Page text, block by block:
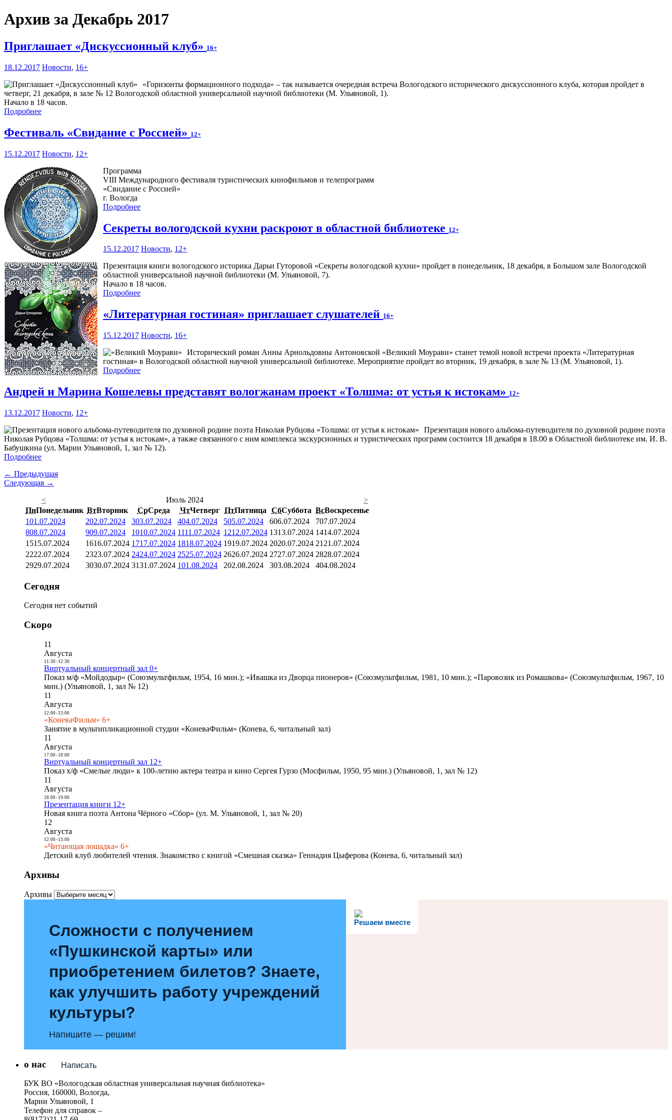
Архив за Декабрь 2017
Приглашает «Дискуссионный клуб» 16+
18.12.2017 Новости, 16+
«Горизонты формационного подхода» – так называется очередная встреча Вологодского исторического дискуссионного клуба, которая пройдет в
четверг, 21 декабря, в зале № 12 Вологодской областной универсальной научной библиотеки (М. Ульяновой, 1).
Начало в 18 часов.
Подробнее
Фестиваль «Свидание с Россией» 12+
15.12.2017 Новости, 12+
Программа
VIII Международного фестиваля туристических кинофильмов и телепрограмм
«Свидание с Россией»
г. Вологда
Подробнее
Секреты вологодской кухни раскроют в областной библиотеке 12+
15.12.2017 Новости, 12+
Презентация книги вологодского историка Дарьи Гуторовой «Секреты вологодской кухни» пройдет в понедельник, 18 декабря, в Большом зале Вологодской
областной универсальной научной библиотеки (М. Ульяновой, 7).
Начало в 18 часов.
Подробнее
«Литературная гостиная» приглашает слушателей 16+
15.12.2017 Новости, 16+
Исторический роман Анны Арнольдовны Антоновской «Великий Моурави» станет темой новой встречи проекта «Литературная
гостиная» в Вологодской областной научной универсальной библиотеке. Мероприятие пройдет во вторник, 19 декабря, в зале № 13 (М. Ульяновой, 1).
Подробнее
Андрей и Марина Кошелевы представят вологжанам проект «Толшма: от устья к истокам» 12+
13.12.2017 Новости, 12+
Презентация нового альбома-путеводителя по духовной родине поэта
Николая Рубцова «Толшма: от устья к истокам», а также связанного с ним комплекса экскурсионных и туристических программ состоится 18 декабря в 18.00 в Областной библиотеке им. И. В.
Бабушкина (ул. Марии Ульяновой, 1, зал № 12).
Подробнее
← Предыдущая
Следующая →
<
Июль 2024
>
ПнПонедельник ВтВторник СрСреда ЧтЧетверг ПтПятница СбСуббота ВсВоскресенье
101.07.2024 202.07.2024 303.07.2024 404.07.2024 505.07.2024 606.07.2024 707.07.2024
808.07.2024 909.07.2024 1010.07.2024 1111.07.2024 1212.07.2024 1313.07.2024 1414.07.2024
1515.07.2024 1616.07.2024 1717.07.2024 1818.07.2024 1919.07.2024 2020.07.2024 21 21.07.2024
2222.07.2024 2323.07.2024 2424.07.2024 2525.07.2024 2626.07.2024 2727.07.2024 2828.07.2024
2929.07.2024 3030.07.2024 3131.07.2024 101.08.2024 202.08.2024 303.08.2024 404.08.2024
Сегодня
Сегодня нет событий
Скоро
11
Августа
11:30- 12:30
Виртуальный концертный зал 0+
Показ м/ф «Мойдодыр» (Союзмультфильм, 1954, 16 мин.); «Ивашка из Дворца пионеров» (Союзмультфильм, 1981, 10 мин.); «Паровозик из Ромашкова» (Союзмультфильм, 1967, 10
мин.) (Ульяновой, 1, зал № 12)
11
Августа
12:00- 13:00
«КоневаФильм» 6+
Занятие в мультипликационной студии «КоневаФильм» (Конева, 6, читальный зал)
11
Августа
17:00- 18:00
Виртуальный концертный зал 12+
Показ х/ф «Смелые люди» к 100-летию актера театра и кино Сергея Гурзо (Мосфильм, 1950, 95 мин.) (Ульяновой, 1, зал № 12)
11
Августа
18:00- 19:00
Презентация книги 12+
Новая книга поэта Антона Чёрного «Сбор» (ул. М. Ульяновой, 1, зал № 20)
12
Августа
12:00- 13:00
«Читающая лошадка» 6+
Детский клуб любителей чтения. Знакомство с книгой «Смешная сказка» Геннадия Цыферова (Конева, 6, читальный зал)
Архивы
Архивы
Решаем вместе
Сложности с получением
«Пушкинской карты» или
приобретением билетов? Знаете,
как улучшить работу учреждений
культуры?
Напишите — решим!
Написать
о нас
БУК ВО «Вологодская областная универсальная научная библиотека»
Россия, 160000, Вологда,
Марии Ульяновой, 1
Телефон для справок –